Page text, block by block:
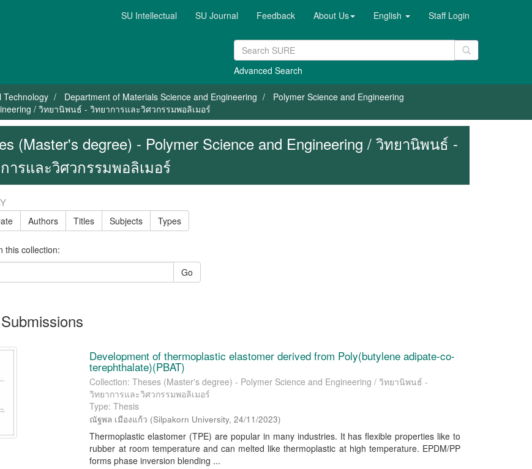
SU Intellectual SU Journal Feedback About Us English Staff Login
Advanced Search
Technology Department of Materials Science and Engineering
Polymer Science and Engineering
/ วิทยานิพนธ์ - วิทยาการและวิศวกรรมพอลิเมอร์
(Master's degree) - Polymer Science and Engineering / วิทยานิพนธ์ -
ารและวิศวกรรมพอลิเมอร์
Authors Titles Subjects Types
this collection:
Go
Development of thermoplastic elastomer derived from Poly(butylene adipate-co-
terephthalate)(PBAT)
Collection: Theses (Master's degree) - Polymer Science and Engineering / วิทยานิพนธ์ -
วิทยาการและวิศวกรรมพอลิเมอร์
Type: Thesis
ณัฐพล เมืองแก้ว (Silpakorn University,24/11/2023)
Thermoplastic elastomer (TPE) are popular in many industries. It has flexible properties like to
rubber at room temperature and can melted like thermoplastic at high temperature. EPDM/PP
forms phase inversion blending ...